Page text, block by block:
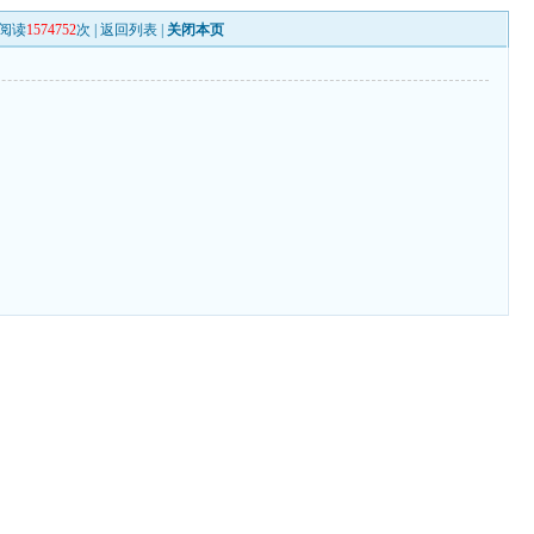
读1574752次 |返回列表 关闭本页